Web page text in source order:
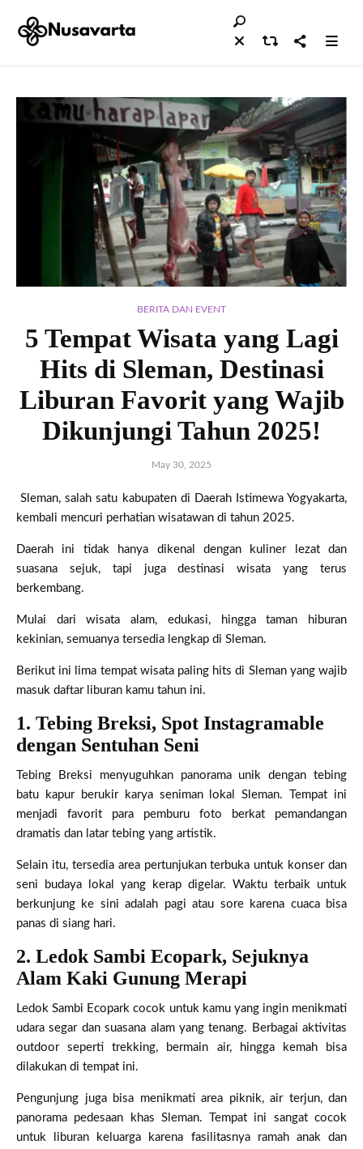
BERITA DAN EVENT
5 Tempat Wisata yang Lagi
Hits di Sleman, Destinasi
Liburan Favorit yang Wajib
Dikunjungi Tahun 2025!
May 30, 2025
Sleman, salah satu kabupaten di Daerah Istimewa Yogyakarta,
kembali mencuri perhatian wisatawan di tahun 2025.
Daerah ini tidak hanya dikenal dengan kuliner lezat dan
suasana sejuk, tapi juga destinasi wisata yang terus
berkembang.
Mulai dari wisata alam, edukasi, hingga taman hiburan
kekinian, semuanya tersedia lengkap di Sleman.
Berikut ini lima tempat wisata paling hits di Sleman yang wajib
masuk daftar liburan kamu tahun ini.
1. Tebing Breksi, Spot Instagramable
dengan Sentuhan Seni
Tebing Breksi menyuguhkan panorama unik dengan tebing
batu kapur berukir karya seniman lokal Sleman. Tempat ini
menjadi favorit para pemburu foto berkat pemandangan
dramatis dan latar tebing yang artistik.
Selain itu, tersedia area pertunjukan terbuka untuk konser dan
seni budaya lokal yang kerap digelar. Waktu terbaik untuk
berkunjung ke sini adalah pagi atau sore karena cuaca bisa
panas di siang hari.
2. Ledok Sambi Ecopark, Sejuknya
Alam Kaki Gunung Merapi
Ledok Sambi Ecopark cocok untuk kamu yang ingin menikmati
udara segar dan suasana alam yang tenang. Berbagai aktivitas
outdoor seperti trekking, bermain air, hingga kemah bisa
dilakukan di tempat ini.
Pengunjung juga bisa menikmati area piknik, air terjun, dan
panorama pedesaan khas Sleman. Tempat ini sangat cocok
untuk liburan keluarga karena fasilitasnya ramah anak dan